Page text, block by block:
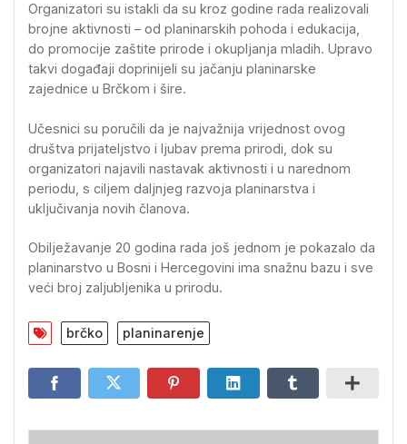
Organizatori su istakli da su kroz godine rada realizovali
brojne aktivnosti – od planinarskih pohoda i edukacija,
do promocije zaštite prirode i okupljanja mladih. Upravo
takvi događaji doprinijeli su jačanju planinarske
zajednice u Brčkom i šire.
Učesnici su poručili da je najvažnija vrijednost ovog
društva prijateljstvo i ljubav prema prirodi, dok su
organizatori najavili nastavak aktivnosti i u narednom
periodu, s ciljem daljnjeg razvoja planinarstva i
uključivanja novih članova.
Obilježavanje 20 godina rada još jednom je pokazalo da
planinarstvo u Bosni i Hercegovini ima snažnu bazu i sve
veći broj zaljubljenika u prirodu.
brčko planinarenje